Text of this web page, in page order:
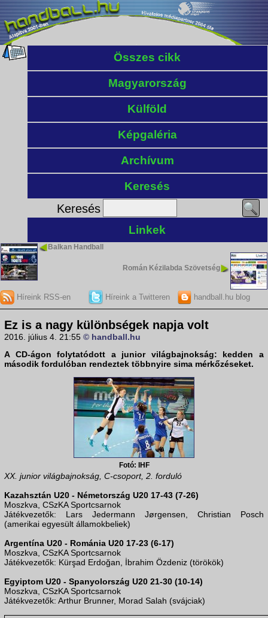
Összes cikk
Magyarország
Külföld
Képgaléria
Archívum
Keresés
Keresés
Linkek
Balkan Handball
Román Kézilabda Szövetség
Híreink RSS-en Híreink a Twitteren handball.hu blog
Ez is a nagy különbségek napja volt
2016. július 4. 21:55 © handball.hu
A CD-ágon folytatódott a junior világbajnokság: kedden a
második fordulóban rendeztek többnyire sima mérkőzéseket.
Fotó: IHF
XX. junior világbajnokság, C-csoport, 2. forduló
Kazahsztán U20 - Németország U20 17-43 (7-26)
Moszkva, CSzKA Sportcsarnok
Játékvezetők: Lars Jedermann Jørgensen, Christian Posch
(amerikai egyesült államokbeliek)
Argentína U20 - Románia U20 17-23 (6-17)
Moszkva, CSzKA Sportcsarnok
Játékvezetők: Kürşad Erdoğan, İbrahim Özdeniz (törökök)
Egyiptom U20 - Spanyolország U20 21-30 (10-14)
Moszkva, CSzKA Sportcsarnok
Játékvezetők: Arthur Brunner, Morad Salah (svájciak)